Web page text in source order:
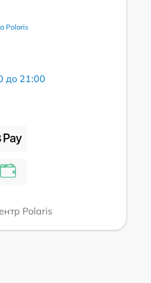
Polaris
до 21:00
Polaris